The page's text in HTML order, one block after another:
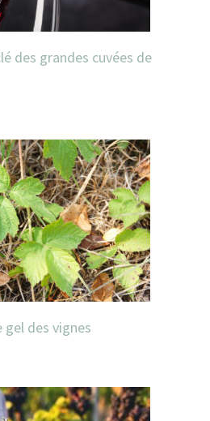
des grandes cuvées de
des vignes